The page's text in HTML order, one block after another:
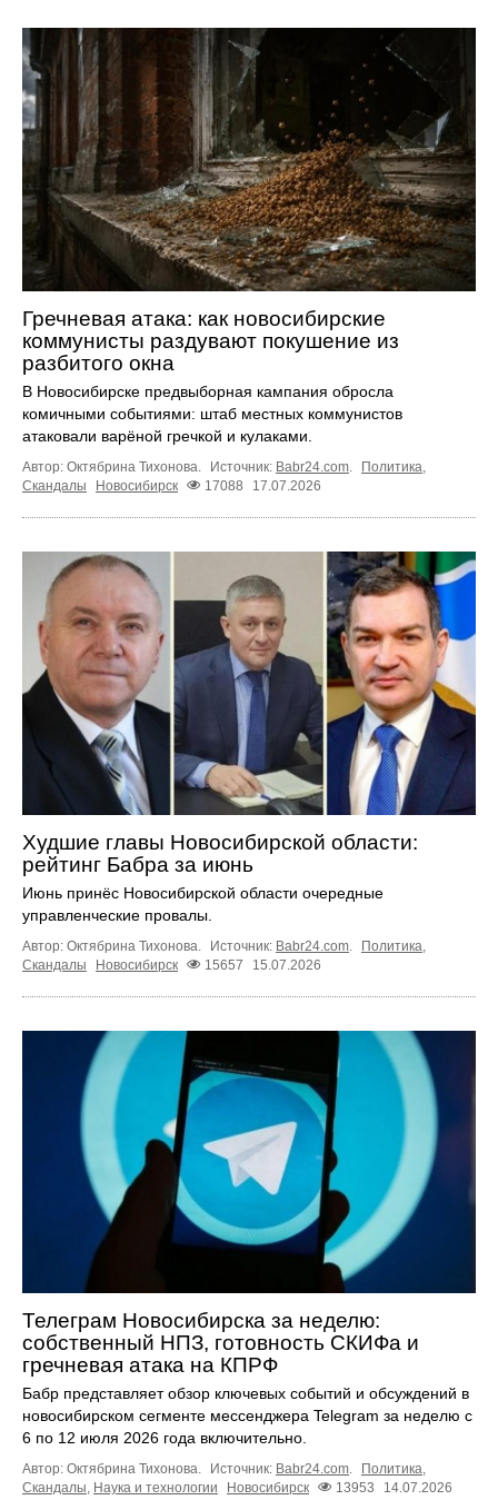
Гречневая атака: как новосибирские
коммунисты раздувают покушение из
разбитого окна
В Новосибирске предвыборная кампания обросла
комичными событиями: штаб местных коммунистов
атаковали варёной гречкой и кулаками.
Автор: Октябрина Тихонова. Источник: Babr24.com Политика
Скандалы
Новосибирск 17088 17.07.2026
Худшие главы Новосибирской области:
рейтинг Бабра за июнь
Июнь принёс Новосибирской области очередные
управленческие провалы.
Автор: Октябрина Тихонова. Источник: Babr24.com Политика
Скандалы
Новосибирск 15657 15.07.2026
Телеграм Новосибирска за неделю:
собственный НПЗ, готовность СКИФа и
гречневая атака на КПРФ
Бабр представляет обзор ключевых событий и обсуждений в
новосибирском сегменте мессенджера Telegram за неделю с
6 по 12 июля 2026 года включительно.
Автор: Октябрина Тихонова. Источник: Babr24.com. Политика,
Скандалы, Наука и технологии Новосибирск 13953 14.07.2026